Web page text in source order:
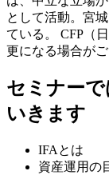
として活動。宮
ている。 CFP（
更になる場合がご
セミナー
いきます
IFAとは
資産運用の